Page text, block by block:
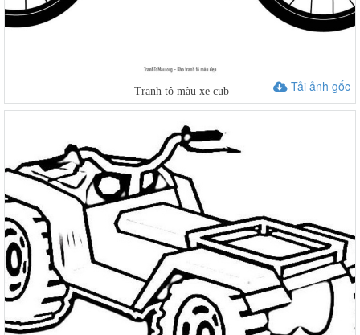
Tải ảnh gốc
Tranh tô màu xe cub